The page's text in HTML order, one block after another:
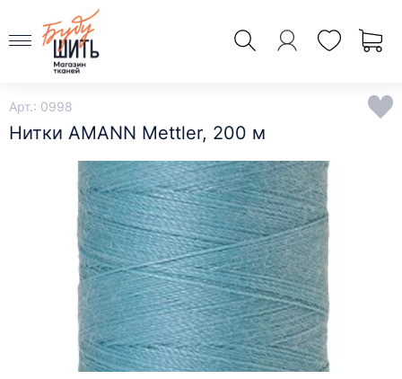
Арт.: 0998
Нитки AMANN Mettler, 200 м